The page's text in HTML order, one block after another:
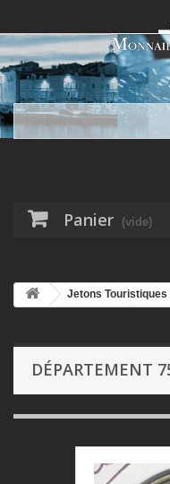
Panier (vide)
Jetons Touristiques
DÉPARTEMENT